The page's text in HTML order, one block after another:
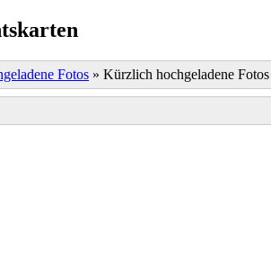
Fotos » Kürzlich hochgeladene Fotos